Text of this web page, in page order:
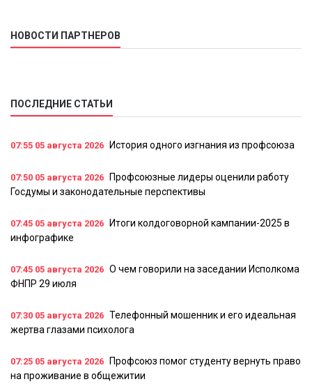
НОВОСТИ ПАРТНЕРОВ
ПОСЛЕДНИЕ СТАТЬИ
07:55 05 августа 2026 История одного изгнания из профсоюза
07:50 05 августа 2026
Профсоюзные лидеры оценили работу
Госдумы и законодательные перспективы
07:45 05 августа 2026
Итоги колдоговорной кампании-2025 в
инфографике
07:45 05 августа 2026 О чем говорили на заседании Исполкома
ФНПР 29 июля
07:30 05 августа 2026 Телефонный мошенник и его идеальная
жертва глазами психолога
07:25 05 августа 2026
Профсоюз помог студенту вернуть право
на проживание в общежитии